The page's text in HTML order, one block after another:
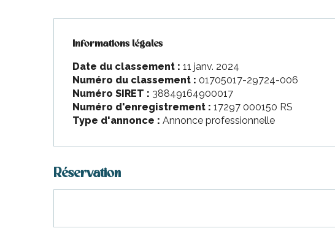
Informations légales
Informations légales
Date du classement : 11 janv. 2024
Numéro du classement : 01705017-29724-006
Numéro SIRET : 38849164900017
Numéro d'enregistrement : 17297 000150 RS
Type d'annonce : Annonce professionnelle
Réservation